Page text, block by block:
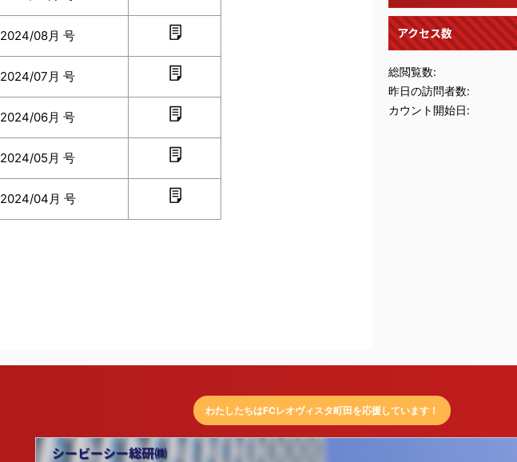
2024/08月 号
2024/07月 号
2024/06月 号
2024/05月 号
2024/04月 号
アクセス数
総閲覧数:
昨日の訪問者数:
カウント開始日:
わたしたちはFCレオヴィスタ町田を応援しています！
シービーシー総研㈱